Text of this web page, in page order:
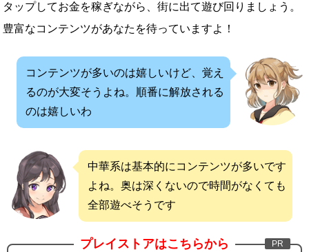
タップしてお金を稼ぎながら、街に出て遊び回りましょう。
豊富なコンテンツがあなたを待っていますよ！
コンテンツが多いのは嬉しいけど、覚え
るのが大変そうよね。順番に解放される
のは嬉しいわ
中華系は基本的にコンテンツが多いです
よね。奥は深くないので時間がなくても
全部遊べそうです
プレイストアはこちらから